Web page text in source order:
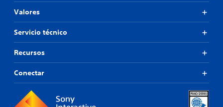
Valores
Servicio técnico
Recursos
Conectar